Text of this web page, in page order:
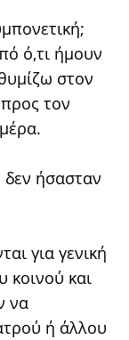
ό,τι ήμουν
στον
τον
ήσασταν
για γενική
και
να
ή άλλου